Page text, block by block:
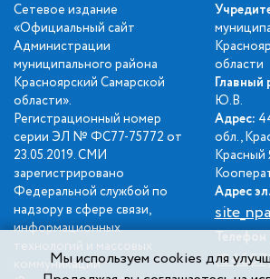
Сетевое издание
«Официальный сайт
Администрации
муниципального района
Красноярский Самарской
области».
Регистрационный номер
серии ЭЛ № ФС77-75772 от
23.05.2019. СМИ
зарегистрировано
Федеральной службой по
надзору в сфере связи,
информационных
технологий и массовых
коммуникаций
области
Главный
Ю.В.
Адрес:
обл.,
Красный
Адрес
Телефон
Мы используем cookies для